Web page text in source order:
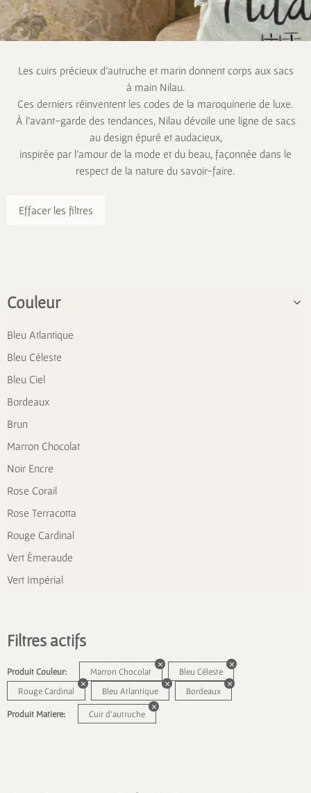
Les cuirs précieux d’autruche et marin donnent corps aux sacs
à main Nilau.
Ces derniers réinventent les codes de la maroquinerie de luxe.
À l’avant-garde des tendances, Nilau dévoile une ligne de sacs
au design épuré et audacieux,
inspirée par l’amour de la mode et du beau, façonnée dans le
respect de la nature du savoir-faire.
Effacer les filtres
Couleur
Bleu Atlantique
Bleu Céleste
Bleu Ciel
Bordeaux
Brun
Marron Chocolat
Noir Encre
Rose Corail
Rose Terracotta
Rouge Cardinal
Vert Émeraude
Vert Impérial
Filtres actifs
Produit Couleur: Marron Chocolat
Bleu Céleste
Rouge Cardinal
Bleu Atlantique Bordeaux
Produit Matiere: Cuir d'autruche